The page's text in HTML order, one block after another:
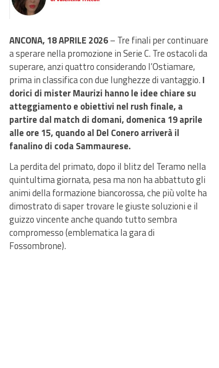
ANCONA, 18 APRILE 2026– Tre finali per continuare
a sperare nella promozione in Serie C. Tre ostacoli da
superare, anzi quattro considerando l’Ostiamare,
prima in classifica con due lunghezze di vantaggio.I
dorici di mister Maurizi hanno le idee chiare su
atteggiamento e obiettivi nel rush finale, a
partire dal match di domani, domenica 19 aprile
alle ore 15, quando al Del Conero arriverà il
fanalino di coda Sammaurese.
La perdita del primato, dopo il blitz del Teramo nella
quintultima giornata, pesa ma non ha abbattuto gli
animi della formazione biancorossa, che più volte ha
dimostrato di saper trovare le giuste soluzioni e il
guizzo vincente anche quando tutto sembra
compromesso (emblematica la gara di
Fossombrone).